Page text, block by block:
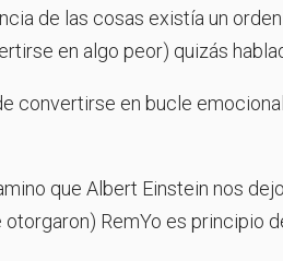
de las cosas existía un
en algo peor) quizás
convertirse en bucle
que Albert Einstein nos
RemYo es principio